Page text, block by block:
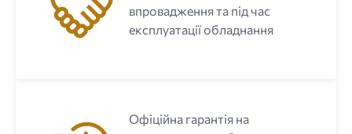
впровадження та під час
експлуатації обладнання
Офіційна гарантія на